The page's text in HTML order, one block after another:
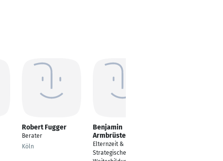
Robert Fugger
Berater
Köln
Benjamin
Armbrüster
Elternzeit &
Strategische